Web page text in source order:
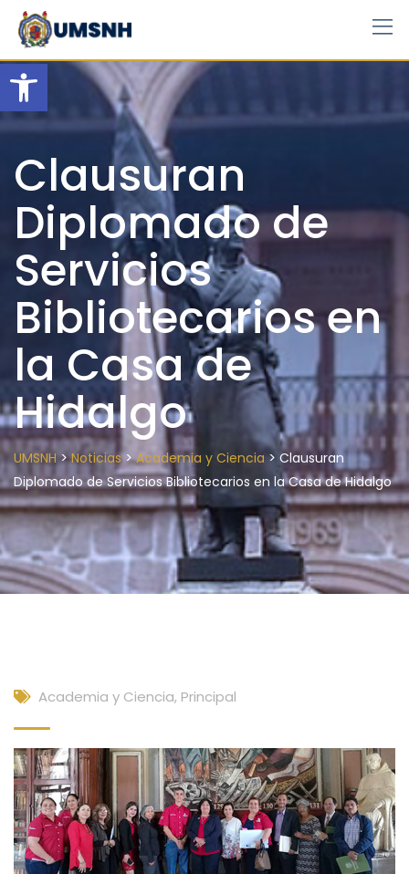
Open toolbar
Skip
content
Clausuran
Diplomado de
Servicios
Bibliotecarios en
la Casa de
Hidalgo
UMSNH>Noticias>Academia y Ciencia > Clausuran
Diplomado de Servicios Bibliotecarios en la Casa de Hidalgo
Academia y Ciencia, Principal